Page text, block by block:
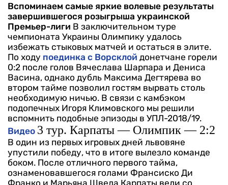
Вспоминаем самые яркие волевые результаты
завершившегося розыгрыша украинской
Премьер-лиги В заключительном туре
чемпионата Украины Олимпику удалось
избежать стыковых матчей и остаться в элите.
По ходу поединка с Ворсклой донетчане горели
0:2 после голов Вячеслава Шарпара и Дениса
Васина, однако дубль Максима Дегтярева во
втором тайме позволил гостям вырвать столь
необходимую ничью. В связи с камбэком
подопечных Игоря Климовского мы решили
вспомнить подобные эпизоды в УПЛ-2018/19.
Видео 3 тур. Карпаты — Олимпик — 2:2
В один из первых игровых дней львовяне
упустили победу, что в итоге вылезло команде
боком. После отличного первого тайма,
ознаменовавшегося голами Франсиско Ди
Франко и Марьяна Шведа Карпаты вели со